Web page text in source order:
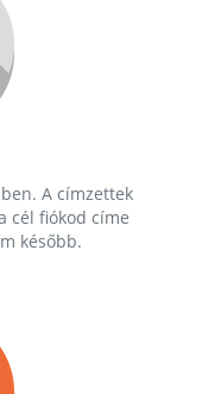
A címzettek
cél fiókod címe
később.